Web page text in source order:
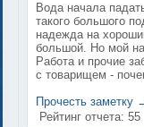
Вода начала
такого большого
надежда на
большой. Но мой
Работа и прочие
с товарищем -
Прочесть заметку
Рейтинг отчета:55